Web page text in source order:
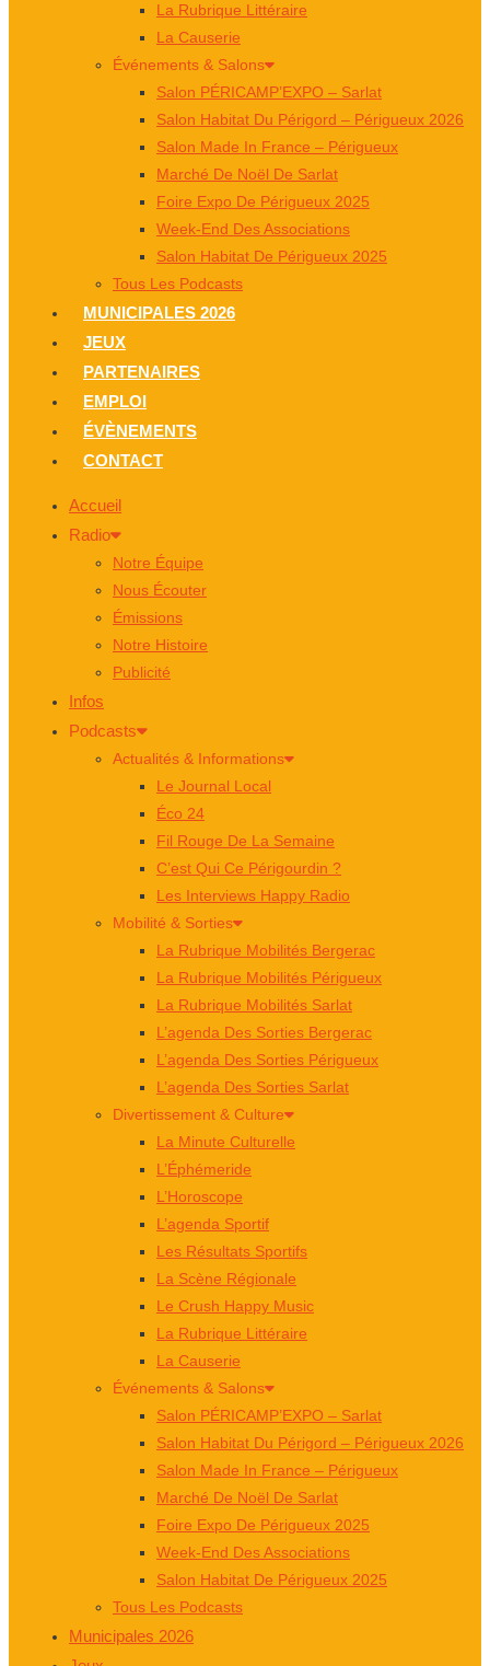
La Rubrique Littéraire
La Causerie
Événements & Salons
Salon PÉRICAMP’EXPO – Sarlat
Salon Habitat Du Périgord – Périgueux 2026
Salon Made In France – Périgueux
Marché De Noël De Sarlat
Foire Expo De Périgueux 2025
Week-End Des Associations
Salon Habitat De Périgueux 2025
Tous Les Podcasts
MUNICIPALES 2026
JEUX
PARTENAIRES
EMPLOI
ÉVÈNEMENTS
CONTACT
Accueil
Radio
Notre Équipe
Nous Écouter
Émissions
Notre Histoire
Publicité
Infos
Podcasts
Actualités & Informations
Le Journal Local
Éco 24
Fil Rouge De La Semaine
C’est Qui Ce Périgourdin ?
Les Interviews Happy Radio
Mobilité & Sorties
La Rubrique Mobilités Bergerac
La Rubrique Mobilités Périgueux
La Rubrique Mobilités Sarlat
L’agenda Des Sorties Bergerac
L’agenda Des Sorties Périgueux
L’agenda Des Sorties Sarlat
Divertissement & Culture
La Minute Culturelle
L’Éphémeride
L’Horoscope
L’agenda Sportif
Les Résultats Sportifs
La Scène Régionale
Le Crush Happy Music
La Rubrique Littéraire
La Causerie
Événements & Salons
Salon PÉRICAMP’EXPO – Sarlat
Salon Habitat Du Périgord – Périgueux 2026
Salon Made In France – Périgueux
Marché De Noël De Sarlat
Foire Expo De Périgueux 2025
Week-End Des Associations
Salon Habitat De Périgueux 2025
Tous Les Podcasts
Municipales 2026